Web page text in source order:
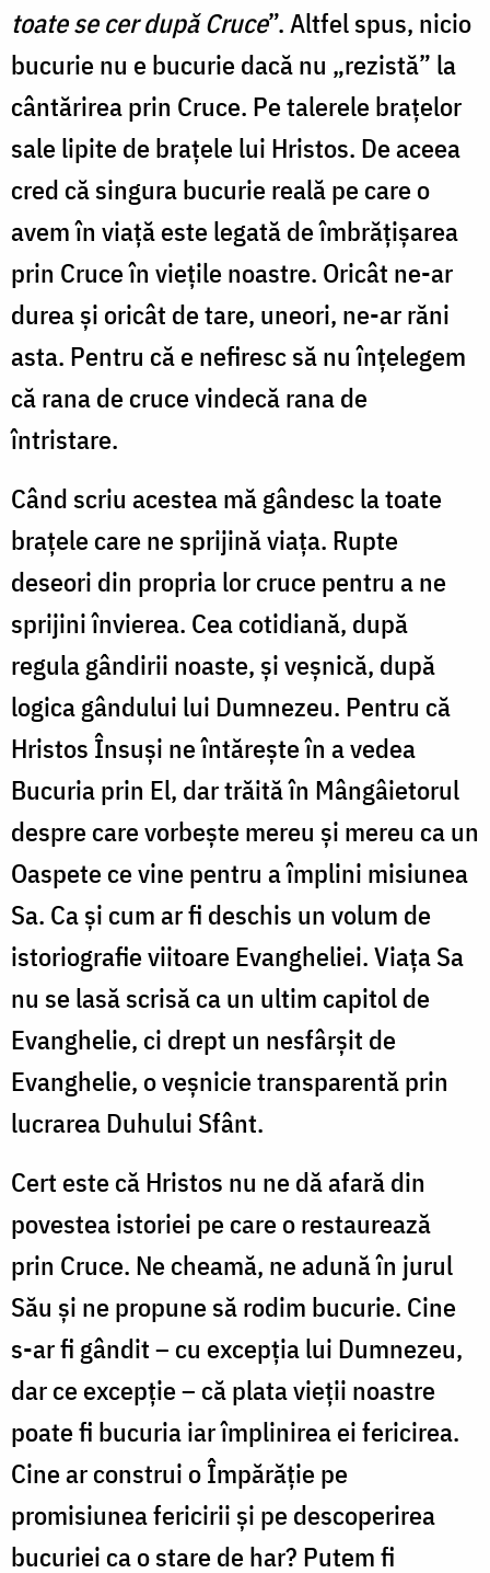
toate se cer după Cruce”. Altfel spus, nicio
bucurie nu e bucurie dacă nu „rezistă” la
cântărirea prin Cruce. Pe talerele brațelor
sale lipite de brațele lui Hristos. De aceea
cred că singura bucurie reală pe care o
avem în viață este legată de îmbrățișarea
prin Cruce în viețile noastre. Oricât ne-ar
durea și oricât de tare, uneori, ne-ar răni
asta. Pentru că e nefiresc să nu înțelegem
că rana de cruce vindecă rana de
întristare.
Când scriu acestea mă gândesc la toate
brațele care ne sprijină viața. Rupte
deseori din propria lor cruce pentru a ne
sprijini învierea. Cea cotidiană, după
regula gândirii noaste, și veșnică, după
logica gândului lui Dumnezeu. Pentru că
Hristos Însuși ne întărește în a vedea
Bucuria prin El, dar trăită în Mângâietorul
despre care vorbește mereu și mereu ca un
Oaspete ce vine pentru a împlini misiunea
Sa. Ca și cum ar fi deschis un volum de
istoriografie viitoare Evangheliei. Viața Sa
nu se lasă scrisă ca un ultim capitol de
Evanghelie, ci drept un nesfârșit de
Evanghelie, o veșnicie transparentă prin
lucrarea Duhului Sfânt.
Cert este că Hristos nu ne dă afară din
povestea istoriei pe care o restaurează
prin Cruce. Ne cheamă, ne adună în jurul
Său și ne propune să rodim bucurie. Cine
s-ar fi gândit – cu excepția lui Dumnezeu,
dar ce excepție – că plata vieții noastre
poate fi bucuria iar împlinirea ei fericirea.
Cine ar construi o Împărăție pe
promisiunea fericirii și pe descoperirea
bucuriei ca o stare de har? Putem fi